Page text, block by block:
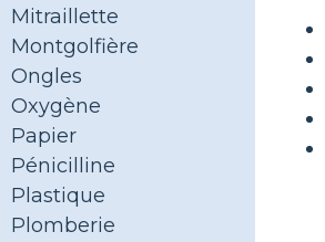
Mitraillette
Montgolfière
Ongles
Oxygène
Papier
Pénicilline
Plastique
Plomberie